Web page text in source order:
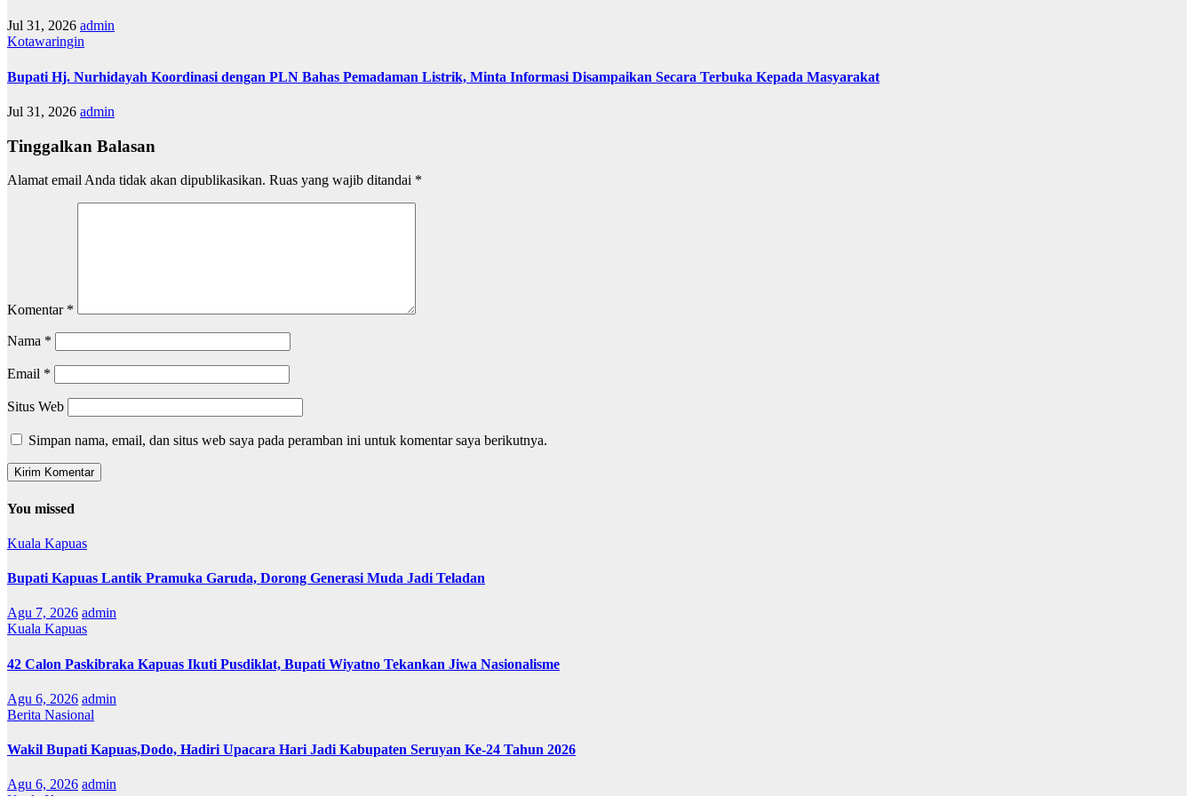
Jul 31, 2026 admin
Kotawaringin
Bupati Hj. Nurhidayah Koordinasi dengan PLN Bahas Pemadaman Listrik, Minta Informasi Disampaikan Secara Terbuka Kepada Masyarakat
Jul 31, 2026 admin
Tinggalkan Balasan
Alamat email Anda tidak akan dipublikasikan. Ruas yang wajib ditandai *
Komentar *
Nama *
Email *
Situs Web
Simpan nama, email, dan situs web saya pada peramban ini untuk komentar saya berikutnya.
You missed
Kuala Kapuas
Bupati Kapuas Lantik Pramuka Garuda, Dorong Generasi Muda Jadi Teladan
Agu 7, 2026 admin
Kuala Kapuas
42 Calon Paskibraka Kapuas Ikuti Pusdiklat, Bupati Wiyatno Tekankan Jiwa Nasionalisme
Agu 6, 2026 admin
Berita Nasional
Wakil Bupati Kapuas,Dodo, Hadiri Upacara Hari Jadi Kabupaten Seruyan Ke-24 Tahun 2026
Agu 6, 2026 admin